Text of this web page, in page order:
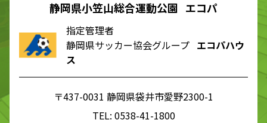
静岡県小笠山総合運動公園 エコパ
指定管理者
静岡県サッカー協会グループ エコパハウ
ス
〒437-0031 静岡県袋井市愛野2300-1
TEL: 0538-41-1800